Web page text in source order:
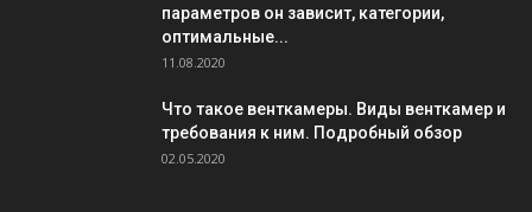
параметров он зависит, категории,
оптимальные...
11.08.2020
Что такое венткамеры. Виды венткамер и
требования к ним. Подробный обзор
02.05.2020